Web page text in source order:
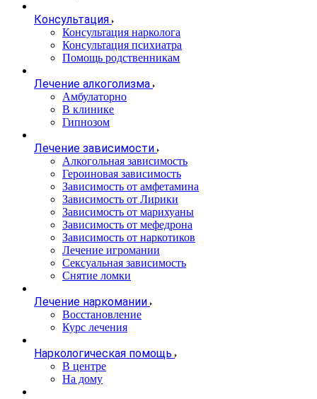
Консультация
Консультация нарколога
Консультация психиатра
Помощь родственникам
Лечение алкоголизма
Амбулаторно
В клинике
Гипнозом
Лечение зависимости
Алкогольная зависимость
Героиновая зависимость
Зависимость от амфетамина
Зависимость от Лирики
Зависимость от марихуаны
Зависимость от мефедрона
Зависимость от наркотиков
Лечение игромании
Сексуальная зависимость
Снятие ломки
Лечение наркомании
Восстановление
Курс лечения
Наркологическая помощь
В центре
На дому